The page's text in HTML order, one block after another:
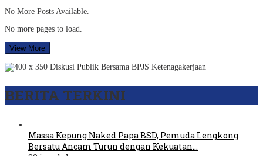
No More Posts Available.
No more pages to load.
View More
BERITA TERKINI
Massa Kepung Naked Papa BSD, Pemuda Lengkong
Bersatu Ancam Turun dengan Kekuatan…